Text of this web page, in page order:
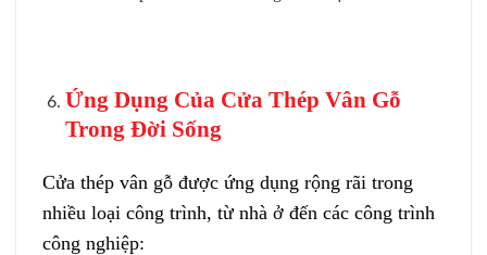
Ứng Dụng Của Cửa Thép Vân Gỗ
Trong Đời Sống
Cửa thép vân gỗ được ứng dụng rộng rãi trong
nhiều loại công trình, từ nhà ở đến các công trình
công nghiệp: